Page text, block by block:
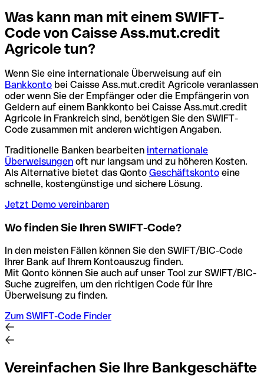
Was kann man mit einem SWIFT-
Code von Caisse Ass.mut.credit
Agricole tun?
Wenn Sie eine internationale Überweisung auf ein
Bankkonto bei Caisse Ass.mut.credit Agricole veranlassen
oder wenn Sie der Empfänger oder die Empfängerin von
Geldern auf einem Bankkonto bei Caisse Ass.mut.credit
Agricole in Frankreich sind, benötigen Sie den SWIFT-
Code zusammen mit anderen wichtigen Angaben.
Traditionelle Banken bearbeiten internationale
Überweisungen oft nur langsam und zu höheren Kosten.
Als Alternative bietet das Qonto Geschäftskonto eine
schnelle, kostengünstige und sichere Lösung.
Jetzt Demo vereinbaren
Wo finden Sie Ihren SWIFT-Code?
In den meisten Fällen können Sie den SWIFT/BIC-Code
Ihrer Bank auf Ihrem Kontoauszug finden.
Mit Qonto können Sie auch auf unser Tool zur SWIFT/BIC-
Suche zugreifen, um den richtigen Code für Ihre
Überweisung zu finden.
Zum SWIFT-Code Finder
Vereinfachen Sie Ihre Bankgeschäfte